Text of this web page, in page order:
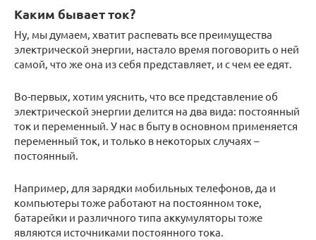
Каким бывает ток?
Ну, мы думаем, хватит распевать все преимущества
электрической энергии, настало время поговорить о ней
самой, что же она из себя представляет, и с чем ее едят.
Во-первых, хотим уяснить, что все представление об
электрической энергии делится на два вида: постоянный
ток и переменный. У нас в быту в основном применяется
переменный ток, и только в некоторых случаях –
постоянный.
Например, для зарядки мобильных телефонов, да и
компьютеры тоже работают на постоянном токе,
батарейки и различного типа аккумуляторы тоже
являются источниками постоянного тока.